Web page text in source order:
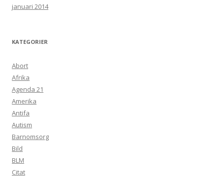
januari 2014
KATEGORIER
Abort
Afrika
Agenda 21
Amerika
Antifa
Autism
Barnomsorg
Bild
BLM
Citat